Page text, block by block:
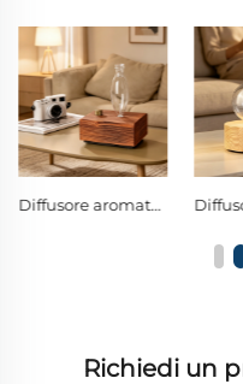
Diffusore aromaterapico nebulizzante senza acqua in vetro scuro con finitura retrò in legno, dotato di manopola singola e luce ambientale calda
Richiedi un